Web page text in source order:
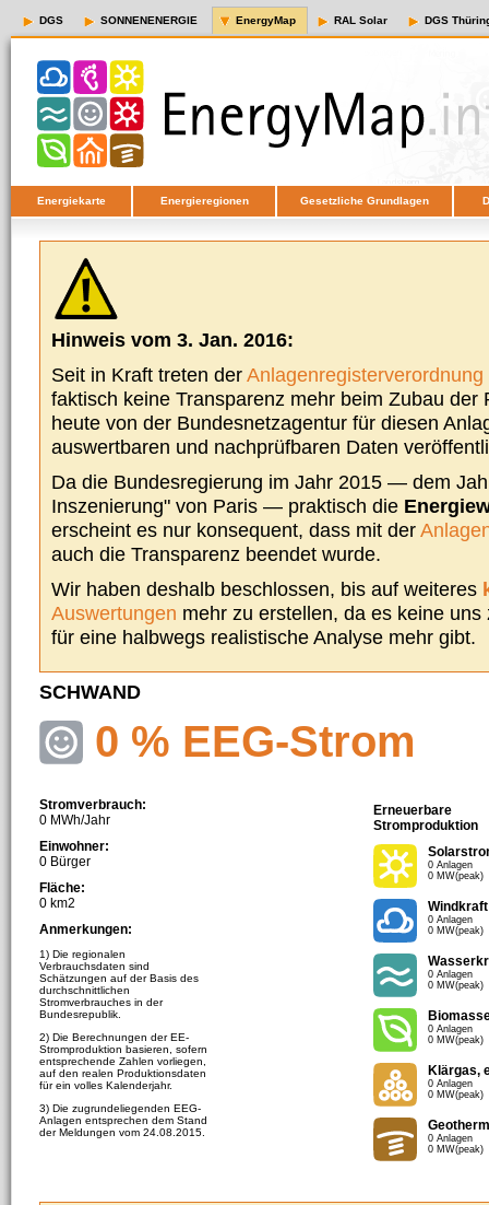
DGS SONNENENERGIE EnergyMap RAL Solar DGS
Energiekarte Energieregionen Gesetzliche Grundlagen
Hinweis vom 3. Jan. 2016:
Seit in Kraft treten derAnlagenregisterverordnung
faktisch keine Transparenz mehr beim Zubau der
heute von der Bundesnetzagentur für diesen
auswertbaren und nachprüfbaren Daten
Da die Bundesregierung im Jahr 2015 — dem
Inszenierung" von Paris — praktisch die
erscheint es nur konsequent, dass mit der
auch die Transparenz beendet wurde.
Wir haben deshalb beschlossen, bis auf weiteres
Auswertungen mehr zu erstellen, da es keine
für eine halbwegs realistische Analyse mehr gibt.
SCHWAND
0 % EEG-Strom
Stromverbrauch:
0 MWh/Jahr
Einwohner:
0 Bürger
Fläche:
0 km2
Anmerkungen:
1) Die regionalen
Verbrauchsdaten sind
Schätzungen auf der Basis des
durchschnittlichen
Stromverbrauches in der
Bundesrepublik.
2) Die Berechnungen der EE-
Stromproduktion basieren, sofern
entsprechende Zahlen vorliegen,
auf den realen Produktionsdaten
für ein volles Kalenderjahr.
3) Die zugrundeliegenden EEG-
Anlagen entsprechen dem Stand
der Meldungen vom 24.08.2015.
Erneuerbare
Stromproduktion
0 Anlagen
0 MW(peak)
Windkraft
0 Anlagen
0 MW(peak)
0 Anlagen
0 MW(peak)
0 Anlagen
0 MW(peak)
Klärgas,
0 Anlagen
0 MW(peak)
0 Anlagen
0 MW(peak)